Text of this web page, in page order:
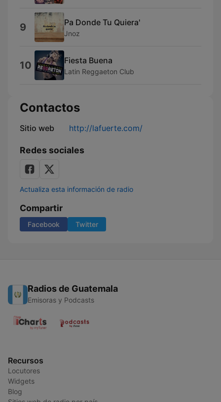
9 Pa Donde Tu Quiera'
Jnoz
10 Fiesta Buena
Latin Reggaeton Club
Contactos
Sitio web http://lafuerte.com/
Redes sociales
Actualiza esta información de radio
Compartir
Facebook Twitter
Radios de Guatemala
Emisoras y Podcasts
Recursos
Locutores
Widgets
Blog